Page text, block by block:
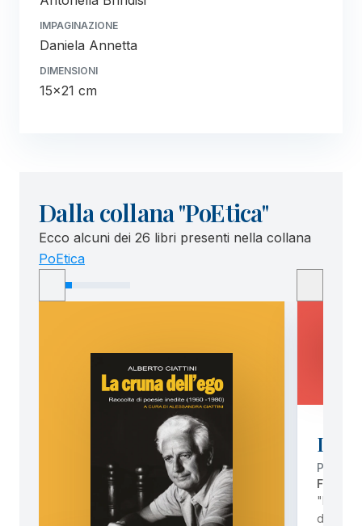
IMPAGINAZIONE
Daniela Annetta
DIMENSIONI
15x21 cm
Dalla collana "PoEtica"
Ecco alcuni dei 26 libri presenti nella collana
PoEtica
Il
POESIE
"​Il
di